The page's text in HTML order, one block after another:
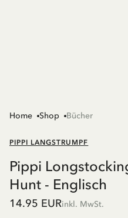
Home Shop Bücher
PIPPI LANGSTRUMPF
Pippi
Hunt - Englisch
14.95 EURinkl. MwSt.